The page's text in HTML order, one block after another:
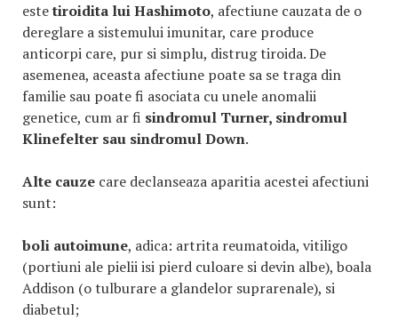
estetiroidita lui Hashimoto, afectiune cauzata de o
dereglare a sistemului imunitar, care produce
anticorpi care, pur si simplu, distrug tiroida. De
asemenea, aceasta afectiune poate sa se traga din
familie sau poate fi asociata cu unele anomalii
genetice, cum ar fi sindromul Turner, sindromul
Klinefelter sau sindromul Down.
Alte cauze care declanseaza aparitia acestei afectiuni
sunt:
boli autoimune, adica: artrita reumatoida, vitiligo
(portiuni ale pielii isi pierd culoare si devin albe), boala
Addison (o tulburare a glandelor suprarenale), si
diabetul;